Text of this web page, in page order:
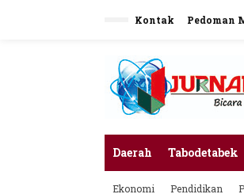
Kontak Pedoman
Daerah Tabodetabek
Ekonomi Pendidikan